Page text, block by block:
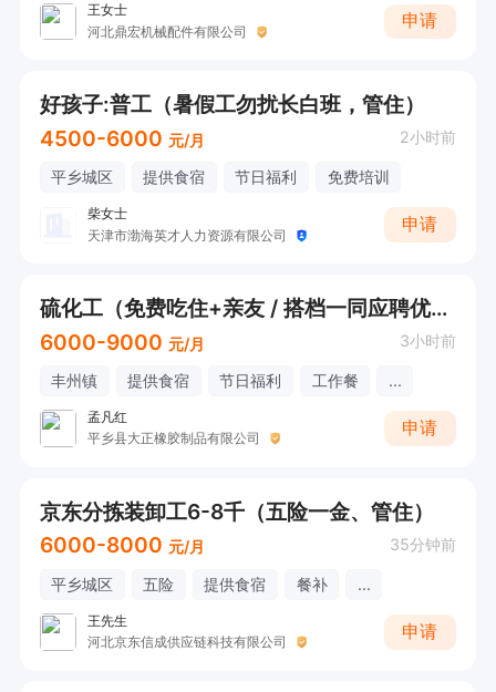
王女士
河北鼎宏机械配件有限公司
申请
好孩子:普工（暑假工勿扰长白班，管住）
4500-6000 元/月 2小时前
平乡城区 提供食宿 节日福利 免费培训
柴女士
天津市渤海英才人力资源有限公司
申请
硫化工（免费吃住+亲友 / 搭档一同应聘优先+常年有活）
6000-9000 元/月 3小时前
丰州镇 提供食宿 节日福利 工作餐 ...
孟凡红
平乡县大正橡胶制品有限公司
申请
京东分拣装卸工6-8千（五险一金、管住）
6000-8000 元/月 35分钟前
平乡城区 五险 提供食宿 餐补 ...
王先生
河北京东信成供应链科技有限公司
申请